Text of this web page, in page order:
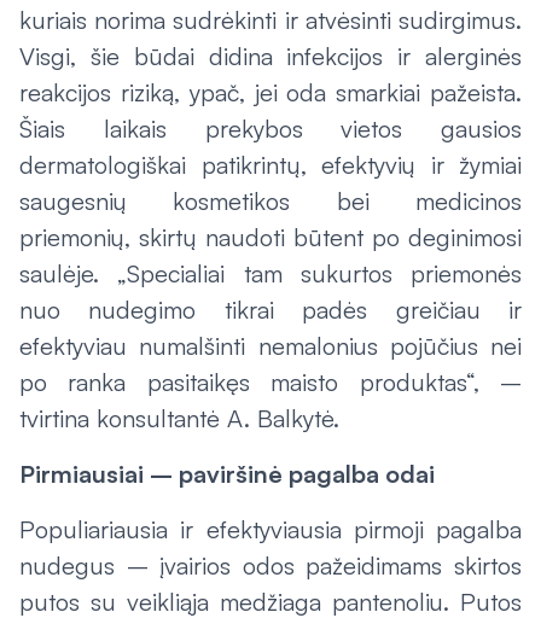
kuriais norima sudrėkinti ir atvėsinti sudirgimus.
Visgi, šie būdai didina infekcijos ir alerginės
reakcijos riziką, ypač, jei oda smarkiai pažeista.
Šiais laikais prekybos vietos gausios
dermatologiškai patikrintų, efektyvių ir žymiai
saugesnių kosmetikos bei medicinos
priemonių, skirtų naudoti būtent po deginimosi
saulėje. „Specialiai tam sukurtos priemonės
nuo nudegimo tikrai padės greičiau ir
efektyviau numalšinti nemalonius pojūčius nei
po ranka pasitaikęs maisto produktas“, –
tvirtina konsultantė A. Balkytė.
Pirmiausiai – paviršinė pagalba odai
Populiariausia ir efektyviausia pirmoji pagalba
nudegus – įvairios odos pažeidimams skirtos
putos su veikliąja medžiaga pantenoliu. Putos